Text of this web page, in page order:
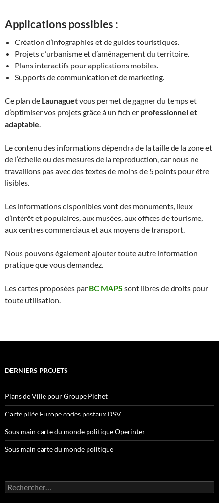
Applications possibles :
Création d’infographies et de guides touristiques.
Projets d’urbanisme et d’aménagement du territoire.
Plans interactifs pour applications mobiles.
Supports de communication et de marketing.
Ce plan de Launaguetvous permet de gagner du temps et
d’optimiser vos projets grâce à un fichier professionnel et
adaptable.
Le contenu des informations dépendra de la taille de la zone et
de l’échelle ou des mesures de la reproduction, car nous ne
travaillons pas avec des textes de moins de 5 points pour être
lisibles.
Les informations disponibles vont des monuments, lieux
d’intérêt et populaires, aux musées, aux offices de tourisme,
aux centres commerciaux et aux moyens de transport.
Nous pouvons également ajouter toute autre information
pratique que vous demandez.
Les cartes proposées par BC MAPS sont libres de droits pour
toute utilisation.
DERNIERS PROJETS
Plans de Ville pour Groupe Pichet
Carte pliée Europe codes postaux DSV
Sous main carte du monde politique Operinter
Sous main carte du monde politique
Rechercher :